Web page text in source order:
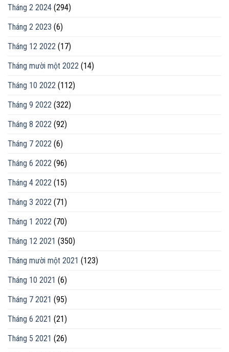
Tháng 2 2024 (294)
Tháng 2 2023 (6)
Tháng 12 2022 (17)
Tháng mười một 2022 (14)
Tháng 10 2022 (112)
Tháng 9 2022 (322)
Tháng 8 2022 (92)
Tháng 7 2022 (6)
Tháng 6 2022 (96)
Tháng 4 2022 (15)
Tháng 3 2022 (71)
Tháng 1 2022 (70)
Tháng 12 2021 (350)
Tháng mười một 2021 (123)
Tháng 10 2021 (6)
Tháng 7 2021 (95)
Tháng 6 2021 (21)
Tháng 5 2021 (26)